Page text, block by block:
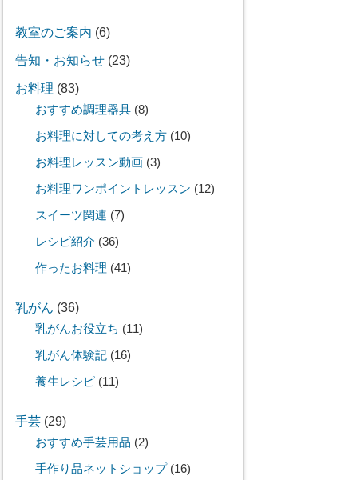
教室のご案内 (6)
告知・お知らせ (23)
お料理 (83)
おすすめ調理器具 (8)
お料理に対しての考え方 (10)
お料理レッスン動画 (3)
お料理ワンポイントレッスン (12)
スイーツ関連 (7)
レシピ紹介 (36)
作ったお料理 (41)
乳がん (36)
乳がんお役立ち (11)
乳がん体験記 (16)
養生レシピ (11)
手芸 (29)
おすすめ手芸用品 (2)
手作り品ネットショップ(16)